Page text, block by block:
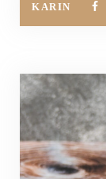
KARIN